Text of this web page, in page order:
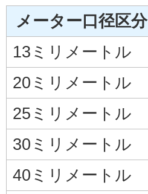
メーター口径区分
13ミリメートル
20ミリメートル
25ミリメートル
30ミリメートル
40ミリメートル